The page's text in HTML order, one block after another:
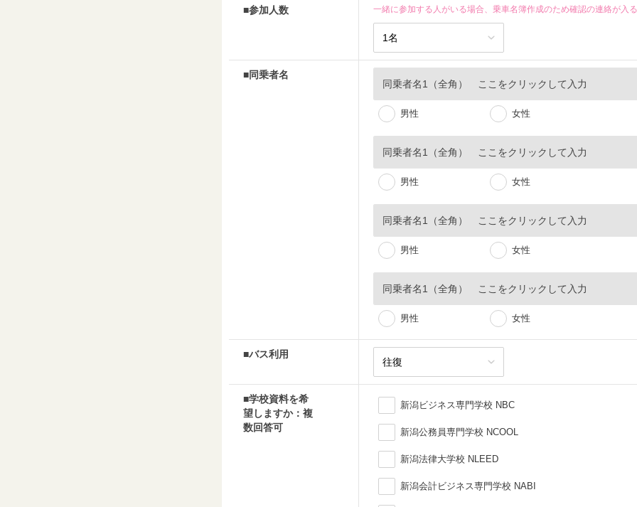
■参加人数 一緒に参加する人がいる場合、乗車名簿作成のため確認の連絡が入る
■同乗者名
男性 女性
男性 女性
男性 女性
男性 女性
■バス利用
■学校資料を希
望しますか：複
数回答可
新潟ビジネス専門学校 NBC
新潟公務員専門学校 NCOOL
新潟法律大学校 NLEED
新潟会計ビジネス専門学校 NABI